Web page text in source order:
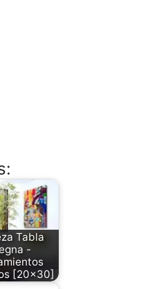
Tabla
-
[20x30]